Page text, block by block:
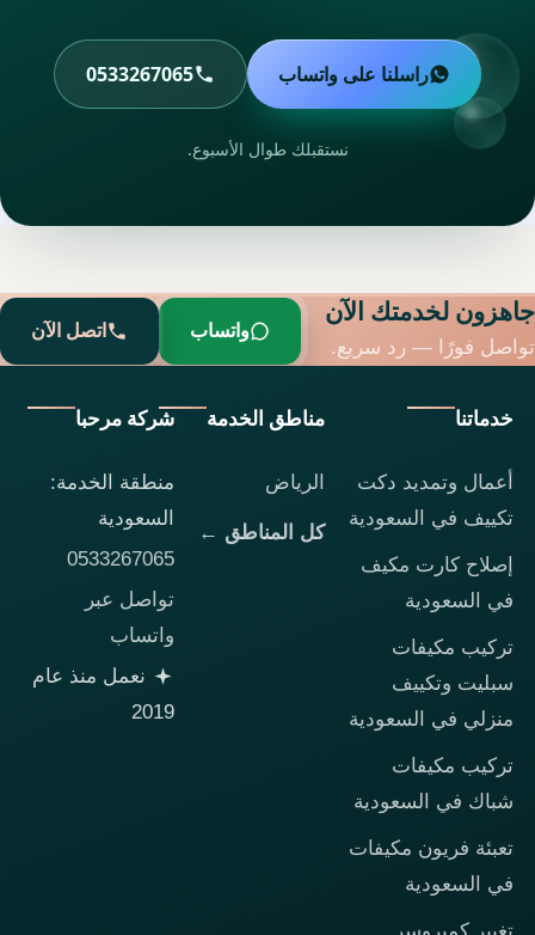
راسلنا على واتساب 0533267065
نستقبلك طوال الأسبوع.
جاهزون لخدمتك الآن
تواصل فورًا — رد سريع.
واتساب اتصل الآن
خدماتنا
أعمال وتمديد دكت
تكييف في السعودية
إصلاح كارت مكيف
في السعودية
تركيب مكيفات
سبليت وتكييف
منزلي في السعودية
تركيب مكيفات
شباك في السعودية
تعبئة فريون مكيفات
في السعودية
تغيير كمبروسر
مناطق الخدمة
الرياض
كل المناطق ←
شركة مرحبا
منطقة الخدمة:
السعودية
0533267065
تواصل عبر
واتساب
نعمل منذ عام
2019